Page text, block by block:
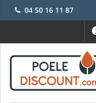
04 50 16 11 87